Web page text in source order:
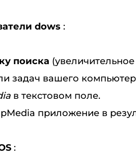
dows :
поиска
задач вашего
в текстовом поле.
приложение в
: